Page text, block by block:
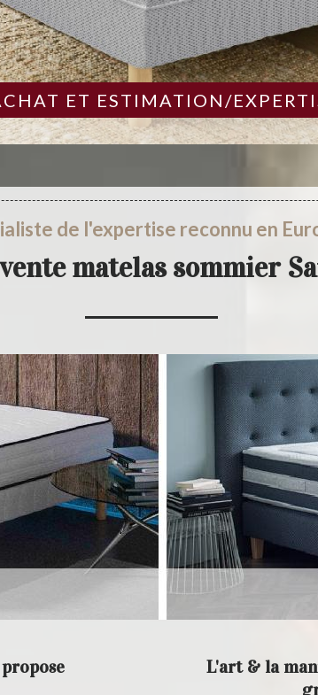
ET ESTIMATION/
de l'expertise reconnu en
matelas sommier
L'art & la